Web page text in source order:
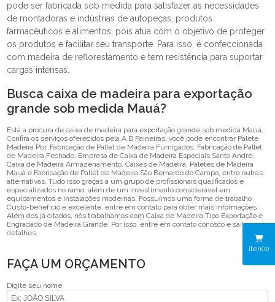
iten(s)
pode ser fabricada sob medida para satisfazer as necessidades
de montadoras e indústrias de autopeças, produtos
farmacêuticos e alimentos, pois atua com o objetivo de proteger
os produtos e facilitar seu transporte. Para isso, é confeccionada
com madeira de reflorestamento e tem resistência para suportar
cargas intensas.
Busca caixa de madeira para exportação
grande sob medida Mauá?
Está a procura de caixa de madeira para exportação grande sob medida Mauá,
Confira os serviços oferecidos pela A B Paineiras, você pode encontrar Palete
Madeira Pbr, Fabricação de Pallet de Madeira Fumigados, Fabricação de Pallet
de Madeira Fechado, Empresa de Caixa de Madeira Especiais Santo André,
Caixa de Madeira Armazenamento, Caixas de Madeira, Paletes de Madeira
Mauá e Fabricação de Pallet de Madeira São Bernardo do Campo, entre outras
alternativas. Tudo isso graças a um grupo de profissionais qualificados e
especializados no ramo, além de um investimento considerável em
equipamentos e instalações modernas. Possuímos uma forma de trabalho
Custo-benefício e excelente, entre em contato para obter mais informações.
Além dos já citados, nós trabalhamos com Caixa de Madeira Tipo Exportação e
Engradado de Madeira Grande. Por isso, entre em contato conosco e saiba mais
detalhes.
FAÇA UM ORÇAMENTO
Digite seu nome